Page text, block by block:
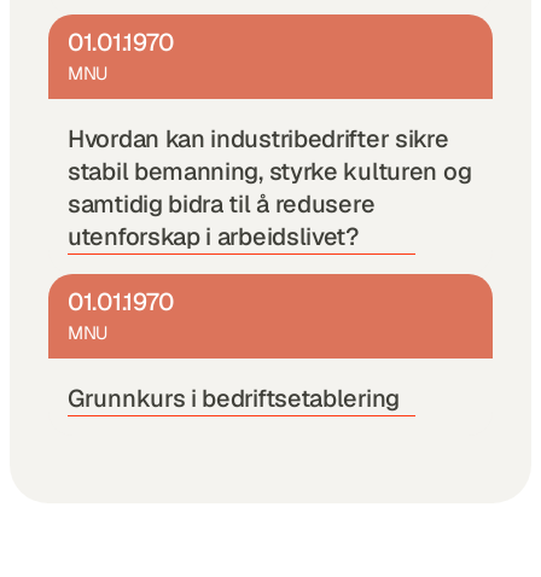
01.01.1970
MNU
Hvordan kan industribedrifter sikre
stabil bemanning, styrke kulturen og
samtidig bidra til å redusere
utenforskap i arbeidslivet?
01.01.1970
MNU
Grunnkurs i bedriftsetablering